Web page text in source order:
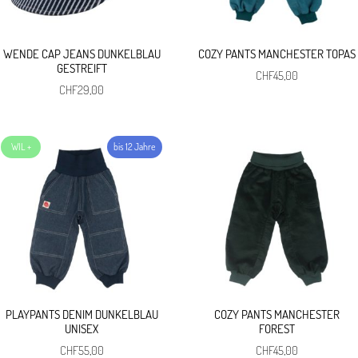
WENDE CAP JEANS DUNKELBLAU
GESTREIFT
CHF29,00
COZY PANTS MANCHESTER TOPAS
CHF45,00
PLAYPANTS DENIM DUNKELBLAU
UNISEX
CHF55,00
COZY PANTS MANCHESTER
FOREST
CHF45,00